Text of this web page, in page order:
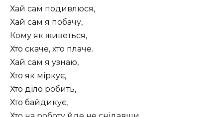
Хай сам подивлюся,
Хай сам я побачу,
Кому як живеться,
Хто скаче, хто плаче.
Хай сам я узнаю,
Хто як міркує,
Хто діло робить,
Хто байдикує,